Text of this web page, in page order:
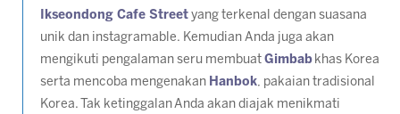
Ikseondong Cafe Street yang terkenal dengan suasana
unik dan instagramable. Kemudian Anda juga akan
mengikuti pengalaman seru membuat Gimbab khas Korea
serta mencoba mengenakan Hanbok, pakaian tradisional
Korea. Tak ketinggalan Anda akan diajak menikmati